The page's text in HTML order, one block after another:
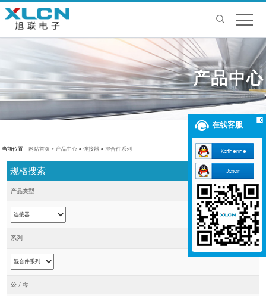
产品中心
当前位置： 网站首页» 产品中心» 连接器» 混合件系列
规格搜索
产品类型
系列
公 / 母
在线客服
Katherine
Jason